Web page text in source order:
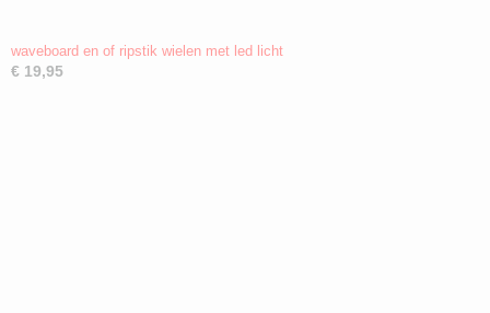
waveboard en of ripstik wielen met led licht
€ 19,95